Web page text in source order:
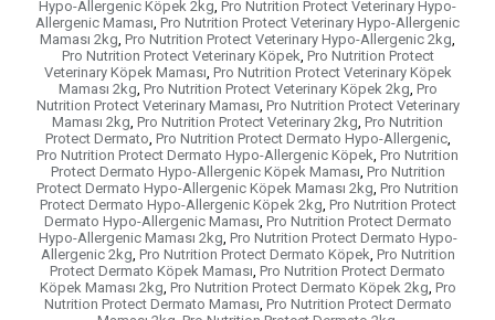
Hypo-Allergenic Köpek 2kg Pro Nutrition Protect Veterinary Hypo-
Allergenic Maması Pro Nutrition Protect Veterinary Hypo-Allergenic
Maması 2kg Pro Nutrition Protect Veterinary Hypo-Allergenic 2kg
Pro Nutrition Protect Veterinary Köpek Pro Nutrition Protect
Veterinary Köpek Maması Pro Nutrition Protect Veterinary Köpek
Maması 2kg Pro Nutrition Protect Veterinary Köpek 2kg Pro
Nutrition Protect Veterinary Maması Pro Nutrition Protect Veterinary
Maması 2kg Pro Nutrition Protect Veterinary 2kg Pro Nutrition
Protect Dermato Pro Nutrition Protect Dermato Hypo-Allergenic,
Pro Nutrition Protect Dermato Hypo-Allergenic Köpek Pro Nutrition
Protect Dermato Hypo-Allergenic Köpek Maması Pro Nutrition
Protect Dermato Hypo-Allergenic Köpek Maması 2kg Pro Nutrition
Protect Dermato Hypo-Allergenic Köpek 2kg Pro Nutrition Protect
Dermato Hypo-Allergenic Maması Pro Nutrition Protect Dermato
Hypo-Allergenic Maması 2kg Pro Nutrition Protect Dermato Hypo-
Allergenic 2kg Pro Nutrition Protect Dermato Köpek Pro Nutrition
Protect Dermato Köpek Maması Pro Nutrition Protect Dermato
Köpek Maması 2kg Pro Nutrition Protect Dermato Köpek 2kg Pro
Nutrition Protect Dermato Maması Pro Nutrition Protect Dermato